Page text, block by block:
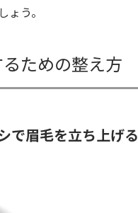
ょう。
ための整え方
で眉毛を立ち上げる